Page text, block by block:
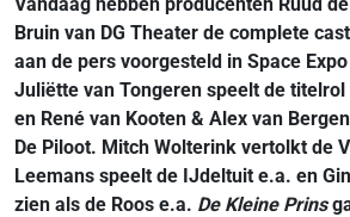
Bruin van DG Theater de complete
aan de pers voorgesteld in Space
Juliëtte van Tongeren speelt de titelrol
en René van Kooten & Alex van
De Piloot. Mitch Wolterink vertolkt de
Leemans speelt de IJdeltuit e.a. en
zien als de Roos e.a. De Kleine Prins